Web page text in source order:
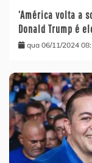
‘América volta a
Donald Trump é
qua 06/11/2024